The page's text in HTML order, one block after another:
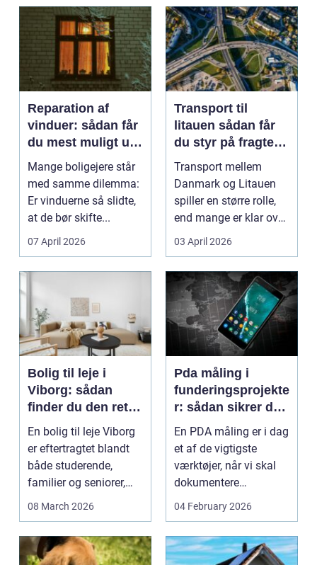
Reparation af
vinduer: sådan får
du mest muligt ud
af dine gamle
vinduer
Mange boligejere står
med samme dilemma:
Er vinduerne så slidte,
at de bør skifte...
07 April 2026
Transport til
litauen sådan får
du styr på fragten
til baltikum
Transport mellem
Danmark og Litauen
spiller en større rolle,
end mange er klar over.
Litauen er et n...
03 April 2026
Bolig til leje i
Viborg: sådan
finder du den rette
lejlighed
En bolig til leje Viborg
er eftertragtet blandt
både studerende,
familier og seniorer,
fordi b...
08 March 2026
Pda måling i
funderingsprojekte
r: sådan sikrer du
dokumenteret
bæreevne
En PDA måling er i dag
et af de vigtigste
værktøjer, når vi skal
dokumentere
bæreevnen af pæle til
04 February 2026